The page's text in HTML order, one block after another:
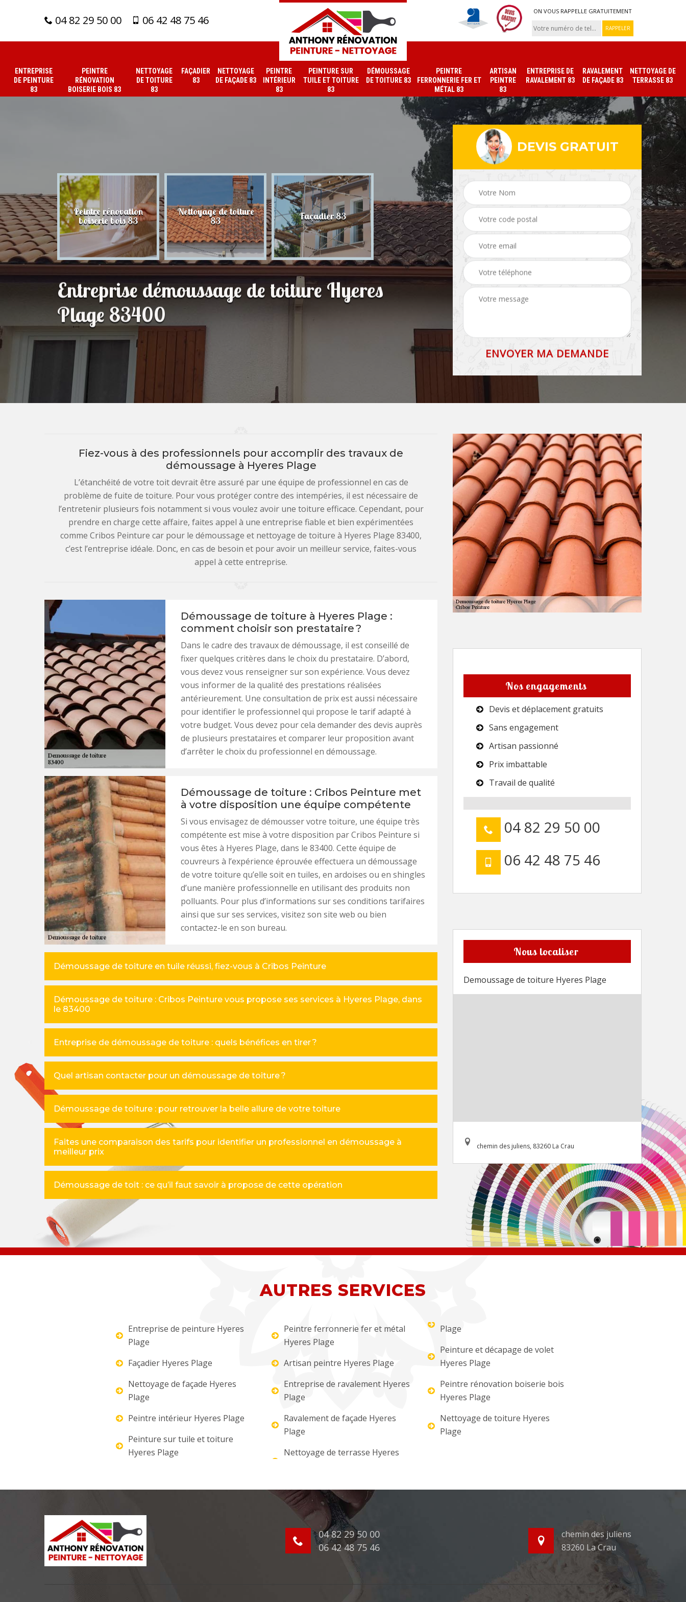
04 82 29 50 00 06 42 48 75 46
ON VOUS RAPPELLE GRATUITEMENT
ENTREPRISE
DE PEINTURE
83
PEINTRE
RÉNOVATION
BOISERIE BOIS 83
NETTOYAGE
DE TOITURE
83
FAÇADIER
83
NETTOYAGE
DE FAÇADE 83
PEINTRE
INTÉRIEUR
83
PEINTURE SUR
TUILE ET TOITURE
83
DÉMOUSSAGE
DE TOITURE 83
PEINTRE
FERRONNERIE FER ET
MÉTAL 83
ARTISAN
PEINTRE
83
ENTREPRISE DE
RAVALEMENT 83
RAVALEMENT
DE FAÇADE 83
NETTOYAGE DE
TERRASSE 83
peinture Peintre rénovation
boiserie bois 83
Nettoyage de toiture
83 Façadier 83 Nettoyage de façade
83 Peintre intérieur 83 Peinture sur tuile et
toiture 83
Entreprise démoussage de toiture Hyeres
Plage 83400
DEVIS GRATUIT
Fiez-vous à des professionnels pour accomplir des travaux de
démoussage à Hyeres Plage
L’étanchéité de votre toit devrait être assuré par une équipe de professionnel en cas de
problème de fuite de toiture. Pour vous protéger contre des intempéries, il est nécessaire de
l’entretenir plusieurs fois notamment si vous voulez avoir une toiture efficace. Cependant, pour
prendre en charge cette affaire, faites appel à une entreprise fiable et bien expérimentées
comme Cribos Peinture car pour le démoussage et nettoyage de toiture à Hyeres Plage 83400,
c’est l’entreprise idéale. Donc, en cas de besoin et pour avoir un meilleur service, faites-vous
appel à cette entreprise.
Démoussage de toiture à Hyeres Plage :
comment choisir son prestataire ?
Dans le cadre des travaux de démoussage, il est conseillé de
fixer quelques critères dans le choix du prestataire. D’abord,
vous devez vous renseigner sur son expérience. Vous devez
vous informer de la qualité des prestations réalisées
antérieurement. Une consultation de prix est aussi nécessaire
pour identifier le professionnel qui propose le tarif adapté à
votre budget. Vous devez pour cela demander des devis auprès
de plusieurs prestataires et comparer leur proposition avant
d’arrêter le choix du professionnel en démoussage.
Démoussage de toiture : Cribos Peinture met
à votre disposition une équipe compétente
Si vous envisagez de démousser votre toiture, une équipe très
compétente est mise à votre disposition par Cribos Peinture si
vous êtes à Hyeres Plage, dans le 83400. Cette équipe de
couvreurs à l’expérience éprouvée effectuera un démoussage
de votre toiture qu’elle soit en tuiles, en ardoises ou en shingles
d’une manière professionnelle en utilisant des produits non
polluants. Pour plus d’informations sur ses conditions tarifaires
ainsi que sur ses services, visitez son site web ou bien
contactez-le en son bureau.
Démoussage de toiture en tuile réussi, fiez-vous à Cribos Peinture
Démoussage de toiture : Cribos Peinture vous propose ses services à Hyeres Plage, dans
le 83400
Entreprise de démoussage de toiture : quels bénéfices en tirer ?
Quel artisan contacter pour un démoussage de toiture ?
Démoussage de toiture : pour retrouver la belle allure de votre toiture
Faites une comparaison des tarifs pour identifier un professionnel en démoussage à
meilleur prix
Démoussage de toit : ce qu’il faut savoir à propose de cette opération
Nos engagements
Devis et déplacement gratuits
Sans engagement
Artisan passionné
Prix imbattable
Travail de qualité
04 82 29 50 00
06 42 48 75 46
Nous localiser
Demoussage de toiture Hyeres Plage
chemin des juliens, 83260 La Crau
AUTRES SERVICES
Entreprise de peinture Hyeres
Plage
Façadier Hyeres Plage
Nettoyage de façade Hyeres
Plage
Peintre intérieur Hyeres Plage
Peinture sur tuile et toiture
Hyeres Plage
Peintre ferronnerie fer et métal
Hyeres Plage
Artisan peintre Hyeres Plage
Entreprise de ravalement Hyeres
Plage
Ravalement de façade Hyeres
Plage
Nettoyage de terrasse Hyeres
Plage
Peinture et décapage de volet
Hyeres Plage
Peintre rénovation boiserie bois
Hyeres Plage
Nettoyage de toiture Hyeres
Plage
04 82 29 50 00
06 42 48 75 46
chemin des juliens
83260 La Crau